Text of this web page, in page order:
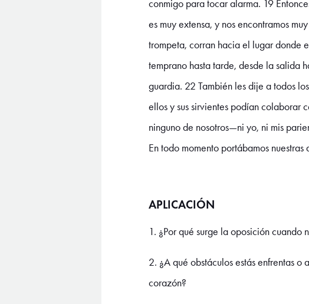
conmigo para tocar alarma. 19
es muy extensa, y nos encontramos
trompeta, corran hacia el lugar donde
temprano hasta tarde, desde la salida
guardia. 22 También les dije a todos
ellos y sus sirvientes podían colaborar
ninguno de nosotros—ni yo, ni mis
En todo momento portábamos
APLICACIÓN
1. ¿Por qué surge la oposición cuando
2. ¿A qué obstáculos estás enfrentas o
corazón?